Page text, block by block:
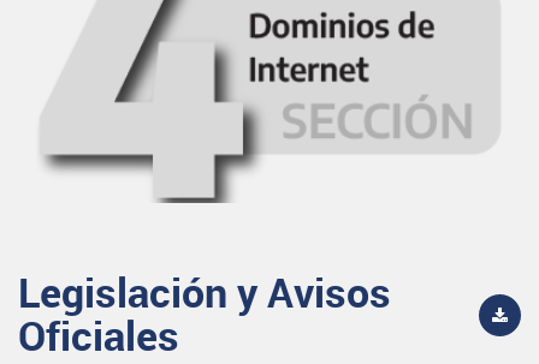
Legislación y Avisos
Oficiales